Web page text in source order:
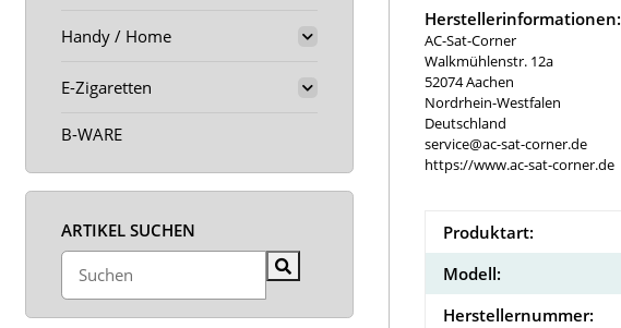
Herstellerinformationen:
AC-Sat-Corner
Walkmühlenstr. 12a
52074 Aachen
Nordrhein-Westfalen
Deutschland
service@ac-sat-corner.de
https://www.ac-sat-corner.de
Produktart:
Modell:
Herstellernummer:
Handy / Home
E-Zigaretten
B-WARE
ARTIKEL SUCHEN